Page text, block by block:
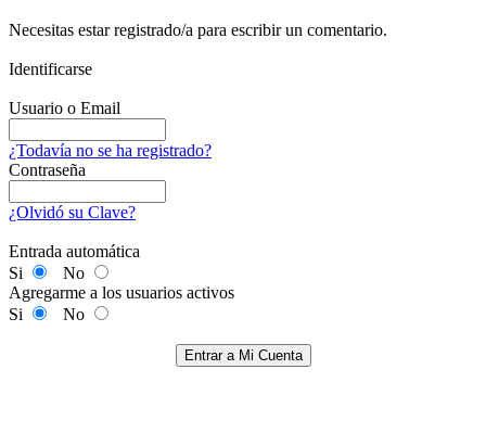
Necesitas estar registrado/a para escribir un comentario.
Identificarse
Usuario o Email
¿Todavía no se ha registrado?
Contraseña
¿Olvidó su Clave?
Entrada automática
Si
No
Agregarme a los usuarios activos
Si
No
Entrar a Mi Cuenta